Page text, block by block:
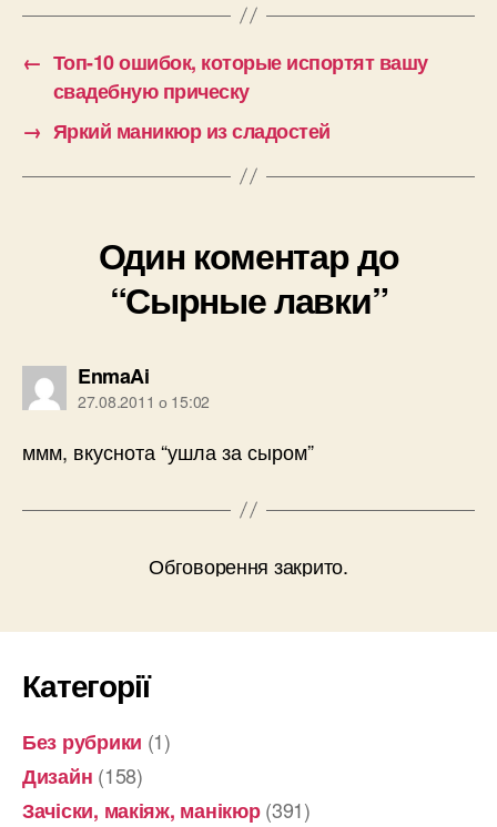
← Топ-10 ошибок, которые испортят вашу
свадебную прическу
→ Яркий маникюр из сладостей
Один коментар до
“Сырные лавки”
EnmaAiговорить:
27.08.2011 о 15:02
ммм, вкуснота “ушла за сыром”
Обговорення закрито.
Категорії
Без рубрики (1)
Дизайн (158)
Зачіски, макіяж, манікюр(391)